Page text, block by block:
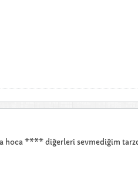
hoca **** diğerleri sevmediğim